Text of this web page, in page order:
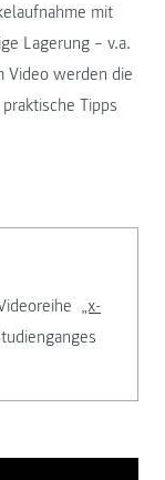
mit
Lagerung – v.a.
Video werden die
Tipps
„x-